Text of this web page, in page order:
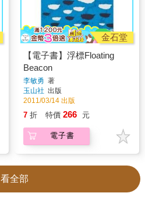
金石堂
【電子書】浮標Floating
Beacon
李敏勇 著
玉山社 出版
2011/03/14 出版
7 折 特價 266 元
電子書
看全部